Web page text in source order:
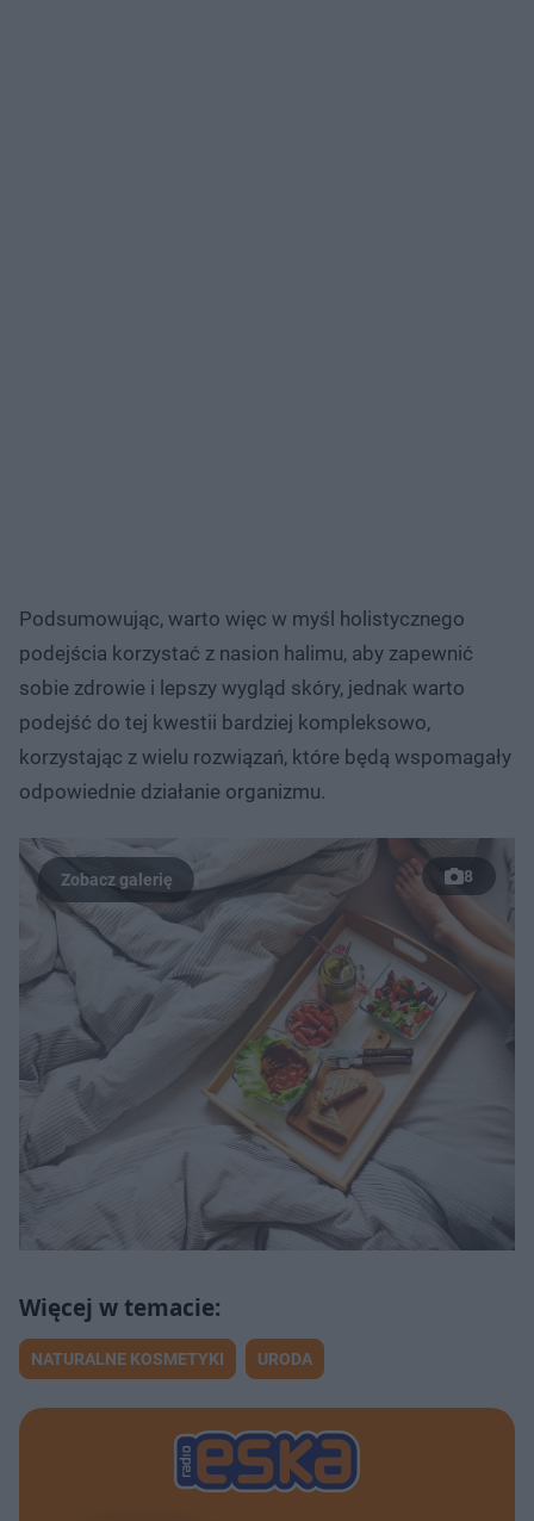
Podsumowując, warto więc w myśl holistycznego
podejścia korzystać z nasion halimu, aby zapewnić
sobie zdrowie i lepszy wygląd skóry, jednak warto
podejść do tej kwestii bardziej kompleksowo,
korzystając z wielu rozwiązań, które będą wspomagały
odpowiednie działanie organizmu.
8
NATURALNE KOSMETYKI URODA